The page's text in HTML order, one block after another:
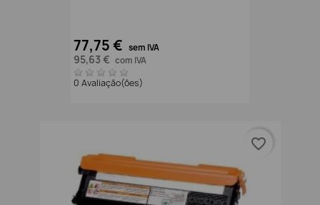
77,75 € sem IVA
95,63 € com IVA
0 Avaliação(ões)
favorite_border